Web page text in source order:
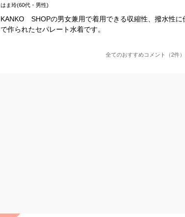
はま玲(60代・男性)
KANKO SHOPの男女兼用で着用できる収縮性、撥水性に
で作られたセパレート水着です。
全てのおすすめコメント（2件）